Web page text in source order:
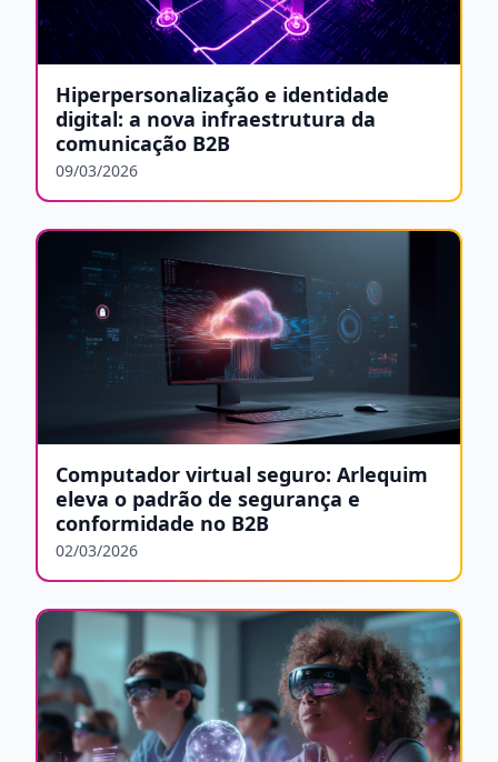
Hiperpersonalização e identidade
digital: a nova infraestrutura da
comunicação B2B
09/03/2026
Computador virtual seguro: Arlequim
eleva o padrão de segurança e
conformidade no B2B
02/03/2026